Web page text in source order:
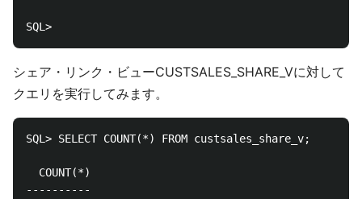
シェア・リンク・ビューCUSTSALES_SHARE_Vに対して
クエリを実行してみます。
SQL> SELECT COUNT(*) FROM custsales_share_v;
  COUNT(*)
----------